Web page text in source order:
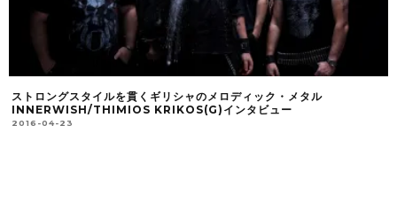
ストロングスタイルを貫くギリシャのメロディック・メタル
INNERWISH/THIMIOS KRIKOS(G)インタビュー
2016-04-23